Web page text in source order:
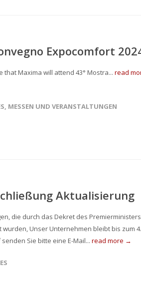
Expocomfort
Maxima will attend 43° Mostra... read
, MESSEN UND VERANSTALTUNGEN
Aktualisierung
die durch das Dekret des Premierministers
wurden, Unser Unternehmen bleibt bis zum 4.
Sie bitte eine E-Mail... read more →